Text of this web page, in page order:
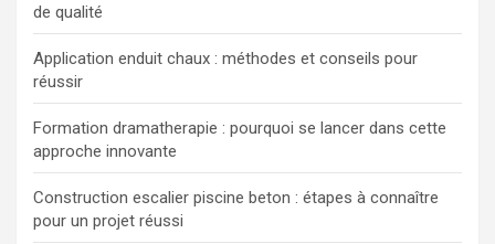
de qualité
Application enduit chaux : méthodes et conseils pour
réussir
Formation dramatherapie : pourquoi se lancer dans cette
approche innovante
Construction escalier piscine beton : étapes à connaître
pour un projet réussi